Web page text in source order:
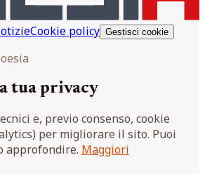
Cookie policy Gestisci cookie
tua privacy
e, previo consenso, cookie
per migliorare il sito. Puoi
approfondire. Maggiori